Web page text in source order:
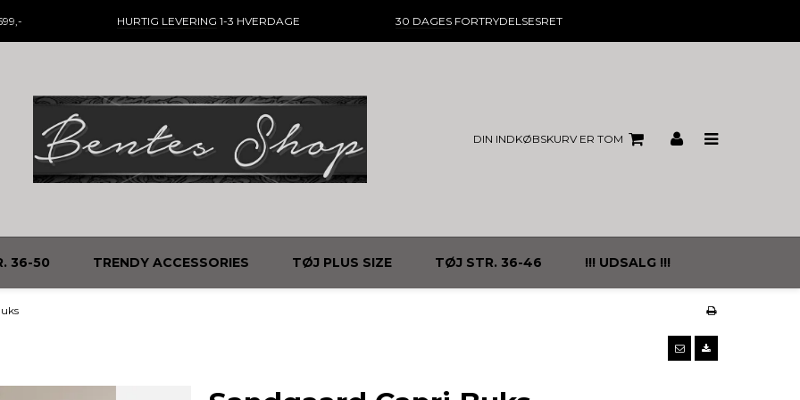
HURTIG LEVERING 1-3 HVERDAGE 30 DAGESFORTRYDELSESRET
DIN INDKØBSKURV ER TOM
36-50 TRENDY ACCESSORIES TØJ PLUS SIZE TØJ STR. 36-46 !!! UDSALG !!!